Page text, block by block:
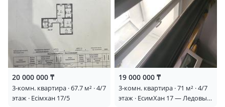
20 000 000 ₸
3-комн. квартира · 67.7 м² · 4/7
этаж · Есімхан 17/5
19 000 000 ₸
3-комн. квартира · 71 м² · 4/7
этаж · ЕсимХан 17 — Ледовый